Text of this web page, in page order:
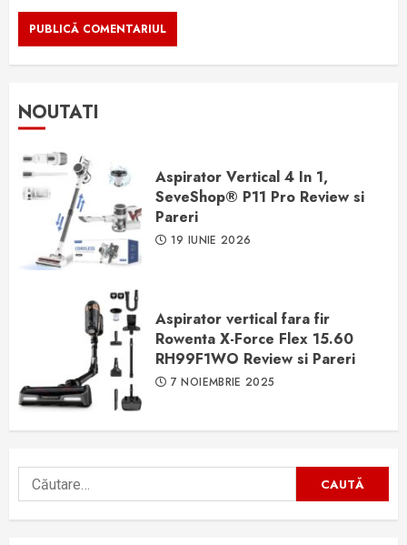
NOUTATI
Aspirator Vertical 4 In 1,
SeveShop® P11 Pro Review si
Pareri
19 IUNIE 2026
Aspirator vertical fara fir
Rowenta X-Force Flex 15.60
RH99F1WO Review si Pareri
7 NOIEMBRIE 2025
Caută
după: